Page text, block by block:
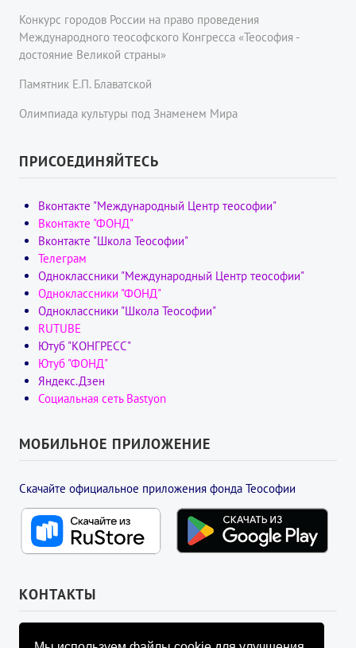
Конкурс городов России на право проведения
Международного теософского Конгресса «Теософия -
достояние Великой страны»
Памятник Е.П. Блаватской
Олимпиада культуры под Знаменем Мира
ПРИСОЕДИНЯЙТЕСЬ
Вконтакте "Международный Центр теософии"
Вконтакте "ФОНД"
Вконтакте "Школа Теософии"
Телеграм
Одноклассники "Международный Центр теософии"
Одноклассники "ФОНД"
Одноклассники "Школа Теософии"
RUTUBE
Ютуб "КОНГРЕСС"
Ютуб "ФОНД"
Яндекс.Дзен
Социальная сеть Bastyon
МОБИЛЬНОЕ ПРИЛОЖЕНИЕ
Скачайте официальное приложения фонда Теософии
КОНТАКТЫ
УПРАВЛЯЮЩИЙ СОВЕТ ФОНДА